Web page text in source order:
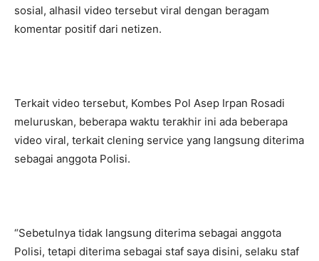
sosial, alhasil video tersebut viral dengan beragam
komentar positif dari netizen.
Terkait video tersebut, Kombes Pol Asep Irpan Rosadi
meluruskan, beberapa waktu terakhir ini ada beberapa
video viral, terkait clening service yang langsung diterima
sebagai anggota Polisi.
“Sebetulnya tidak langsung diterima sebagai anggota
Polisi, tetapi diterima sebagai staf saya disini, selaku staf